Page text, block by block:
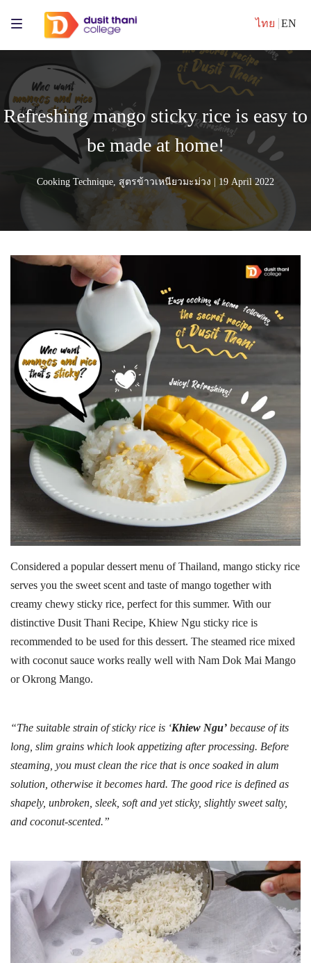
ไทย EN
Refreshing mango sticky rice is easy to
be made at home!
Cooking Technique, สูตรข้าวเหนียวมะม่วง | 19 April 2022
Considered a popular dessert menu of Thailand, mango sticky rice
serves you the sweet scent and taste of mango together with
creamy chewy sticky rice, perfect for this summer. With our
distinctive Dusit Thani Recipe, Khiew Ngu sticky rice is
recommended to be used for this dessert. The steamed rice mixed
with coconut sauce works really well with Nam Dok Mai Mango
or Okrong Mango.
“The suitable strain of sticky rice is ‘Khiew Ngu’ because of its
long, slim grains which look appetizing after processing. Before
steaming, you must clean the rice that is once soaked in alum
solution, otherwise it becomes hard. The good rice is defined as
shapely, unbroken, sleek, soft and yet sticky, slightly sweet salty,
and coconut-scented.”